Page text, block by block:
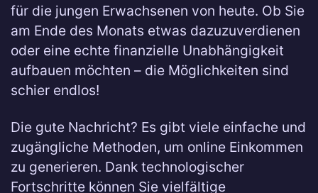
für die jungen Erwachsenen von heute. Ob Sie
am Ende des Monats etwas dazuzuverdienen
oder eine echte finanzielle Unabhängigkeit
aufbauen möchten – die Möglichkeiten sind
schier endlos!
Die gute Nachricht? Es gibt viele einfache und
zugängliche Methoden, um online Einkommen
zu generieren. Dank technologischer
Fortschritte können Sie vielfältige